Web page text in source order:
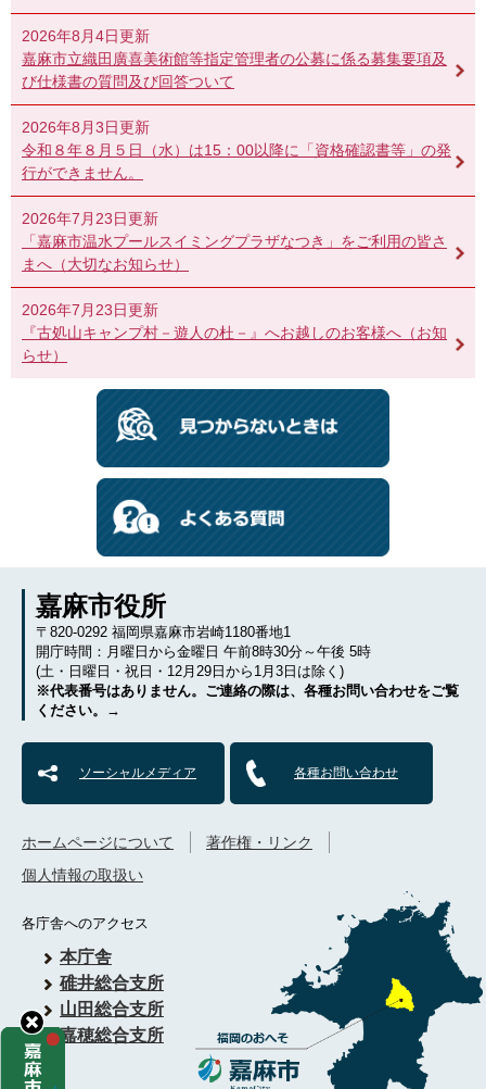
2026年8月4日更新
嘉麻市立織田廣喜美術館等指定管理者の公募に係る募集要項及
び仕様書の質問及び回答ついて
2026年8月3日更新
令和８年８月５日（水）は15：00以降に「資格確認書等」の発
行ができません。
2026年7月23日更新
「嘉麻市温水プールスイミングプラザなつき」をご利用の皆さ
まへ（大切なお知らせ）
2026年7月23日更新
『古処山キャンプ村－遊人の杜－』へお越しのお客様へ（お知
らせ）
嘉麻市役所
〒820-0292 福岡県嘉麻市岩崎1180番地1
開庁時間：月曜日から金曜日 午前8時30分～午後 5時
(土・日曜日・祝日・12月29日から1月3日は除く)
※代表番号はありません。ご連絡の際は、各種お問い合わせをご覧
ください。→
ソーシャルメディア 各種お問い合わせ
各庁舎へのアクセス
本庁舎
碓井総合支所
山田総合支所
嘉穂総合支所
ホームページについて
著作権・リンク
個人情報の取扱い